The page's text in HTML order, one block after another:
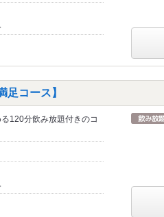
足コース】
120分飲み放題付きのコ